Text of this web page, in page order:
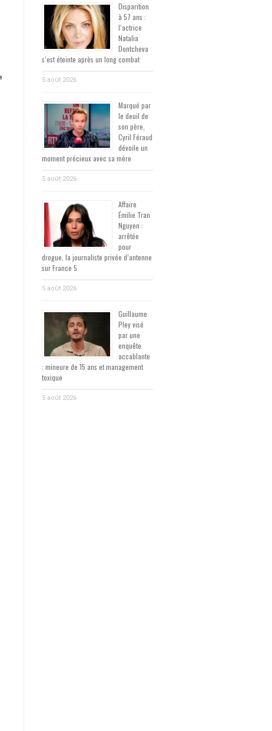
Disparition
à 57 ans :
l’actrice
Natalia
Dontcheva
s’est éteinte après un long combat
5 août 2026
Marqué par
le deuil de
son père,
Cyril Féraud
dévoile un
moment précieux avec sa mère
5 août 2026
Affaire
Émilie Tran
Nguyen :
arrêtée
pour
drogue, la journaliste privée d’antenne
sur France 5
5 août 2026
Guillaume
Pley visé
par une
enquête
accablante
: mineure de 15 ans et management
toxique
5 août 2026